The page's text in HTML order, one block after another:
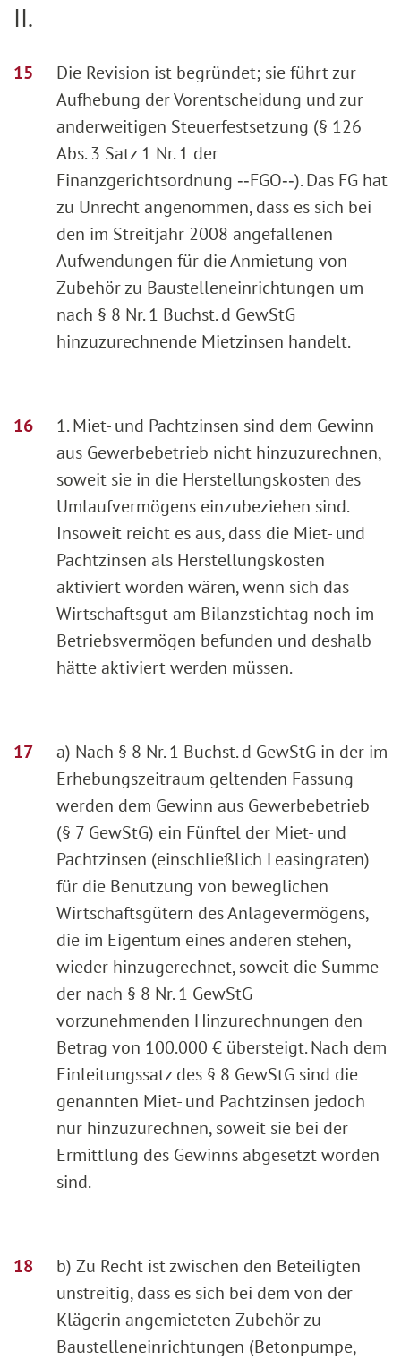
II.
Die Revision ist begründet; sie führt zur
Aufhebung der Vorentscheidung und zur
anderweitigen Steuerfestsetzung (§ 126
Abs. 3 Satz 1 Nr. 1 der
Finanzgerichtsordnung ‑‑FGO‑‑). Das FG hat
zu Unrecht angenommen, dass es sich bei
den im Streitjahr 2008 angefallenen
Aufwendungen für die Anmietung von
Zubehör zu Baustelleneinrichtungen um
nach § 8 Nr. 1 Buchst. d GewStG
hinzuzurechnende Mietzinsen handelt.
1. Miet- und Pachtzinsen sind dem Gewinn
aus Gewerbebetrieb nicht hinzuzurechnen,
soweit sie in die Herstellungskosten des
Umlaufvermögens einzubeziehen sind.
Insoweit reicht es aus, dass die Miet- und
Pachtzinsen als Herstellungskosten
aktiviert worden wären, wenn sich das
Wirtschaftsgut am Bilanzstichtag noch im
Betriebsvermögen befunden und deshalb
hätte aktiviert werden müssen.
a) Nach § 8 Nr. 1 Buchst. d GewStG in der im
Erhebungszeitraum geltenden Fassung
werden dem Gewinn aus Gewerbebetrieb
(§ 7 GewStG) ein Fünftel der Miet- und
Pachtzinsen (einschließlich Leasingraten)
für die Benutzung von beweglichen
Wirtschaftsgütern des Anlagevermögens,
die im Eigentum eines anderen stehen,
wieder hinzugerechnet, soweit die Summe
der nach § 8 Nr. 1 GewStG
vorzunehmenden Hinzurechnungen den
Betrag von 100.000 € übersteigt. Nach dem
Einleitungssatz des § 8 GewStG sind die
genannten Miet- und Pachtzinsen jedoch
nur hinzuzurechnen, soweit sie bei der
Ermittlung des Gewinns abgesetzt worden
sind.
b) Zu Recht ist zwischen den Beteiligten
unstreitig, dass es sich bei dem von der
Klägerin angemieteten Zubehör zu
Baustelleneinrichtungen (Betonpumpe,